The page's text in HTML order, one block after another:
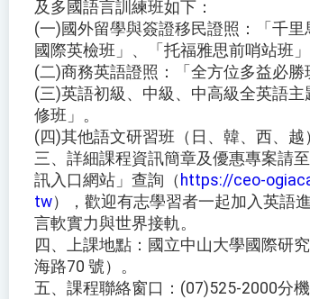
及多國語言訓練班如下：
(一)國外留學與簽證移民證照：「千里
國際英檢班」、「托福雅思前哨站班」
(二)商務英語證照：「全方位多益必勝
(三)英語初級、中級、中高級全英語
修班」。
(四)其他語文研習班（日、韓、西、越
三、詳細課程資訊簡章及優惠專案請
訊入口網站」查詢（ https://ceo-
tw），歡迎有志學習者一起加入英語
言軟實力與世界接軌。
四、上課地點：國立中山大學國際研
海路70 號）。
五、課程聯絡窗口：(07)525-2000分